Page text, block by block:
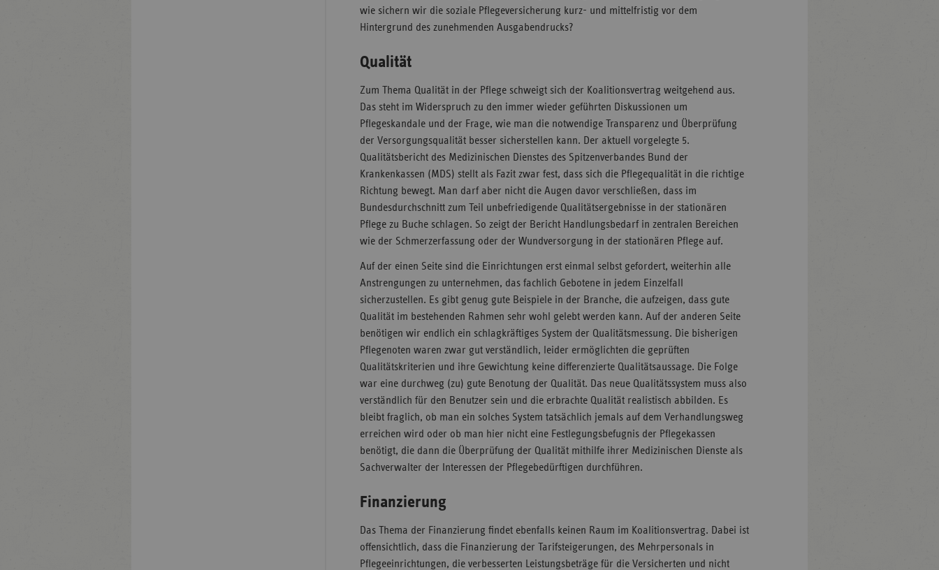
wie sichern wir die soziale Pflegeversicherung kurz- und mittelfristig vor dem
Hintergrund des zunehmenden Ausgabendrucks?
Qualität
Zum Thema Qualität in der Pflege schweigt sich der Koalitionsvertrag weitgehend aus.
Das steht im Widerspruch zu den immer wieder geführten Diskussionen um
Pflegeskandale und der Frage, wie man die notwendige Transparenz und Überprüfung
der Versorgungsqualität besser sicherstellen kann. Der aktuell vorgelegte 5.
Qualitätsbericht des Medizinischen Dienstes des Spitzenverbandes Bund der
Krankenkassen (MDS) stellt als Fazit zwar fest, dass sich die Pflegequalität in die richtige
Richtung bewegt. Man darf aber nicht die Augen davor verschließen, dass im
Bundesdurchschnitt zum Teil unbefriedigende Qualitätsergebnisse in der stationären
Pflege zu Buche schlagen. So zeigt der Bericht Handlungsbedarf in zentralen Bereichen
wie der Schmerzerfassung oder der Wundversorgung in der stationären Pflege auf.
Auf der einen Seite sind die Einrichtungen erst einmal selbst gefordert, weiterhin alle
Anstrengungen zu unternehmen, das fachlich Gebotene in jedem Einzelfall
sicherzustellen. Es gibt genug gute Beispiele in der Branche, die aufzeigen, dass gute
Qualität im bestehenden Rahmen sehr wohl gelebt werden kann. Auf der anderen Seite
benötigen wir endlich ein schlagkräftiges System der Qualitätsmessung. Die bisherigen
Pflegenoten waren zwar gut verständlich, leider ermöglichten die geprüften
Qualitätskriterien und ihre Gewichtung keine differenzierte Qualitätsaussage. Die Folge
war eine durchweg (zu) gute Benotung der Qualität. Das neue Qualitätssystem muss also
verständlich für den Benutzer sein und die erbrachte Qualität realistisch abbilden. Es
bleibt fraglich, ob man ein solches System tatsächlich jemals auf dem Verhandlungsweg
erreichen wird oder ob man hier nicht eine Festlegungsbefugnis der Pflegekassen
benötigt, die dann die Überprüfung der Qualität mithilfe ihrer Medizinischen Dienste als
Sachverwalter der Interessen der Pflegebedürftigen durchführen.
Finanzierung
Das Thema der Finanzierung findet ebenfalls keinen Raum im Koalitionsvertrag. Dabei ist
offensichtlich, dass die Finanzierung der Tarifsteigerungen, des Mehrpersonals in
Pflegeeinrichtungen, die verbesserten Leistungsbeträge für die Versicherten und nicht